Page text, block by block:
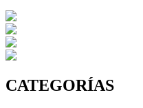
CATEGORÍAS